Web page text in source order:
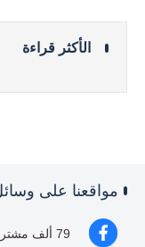
الأكثر قراءة
مواقعنا على
79 ألف مشترك